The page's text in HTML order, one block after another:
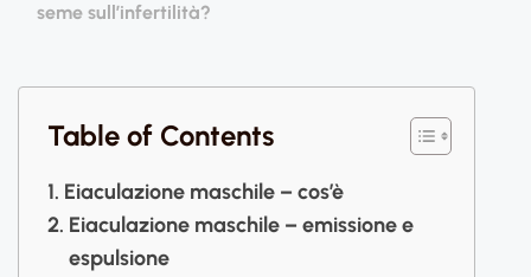
seme sull’infertilità?
Table of Contents
Eiaculazione maschile – cos’è
Eiaculazione maschile – emissione e
espulsione